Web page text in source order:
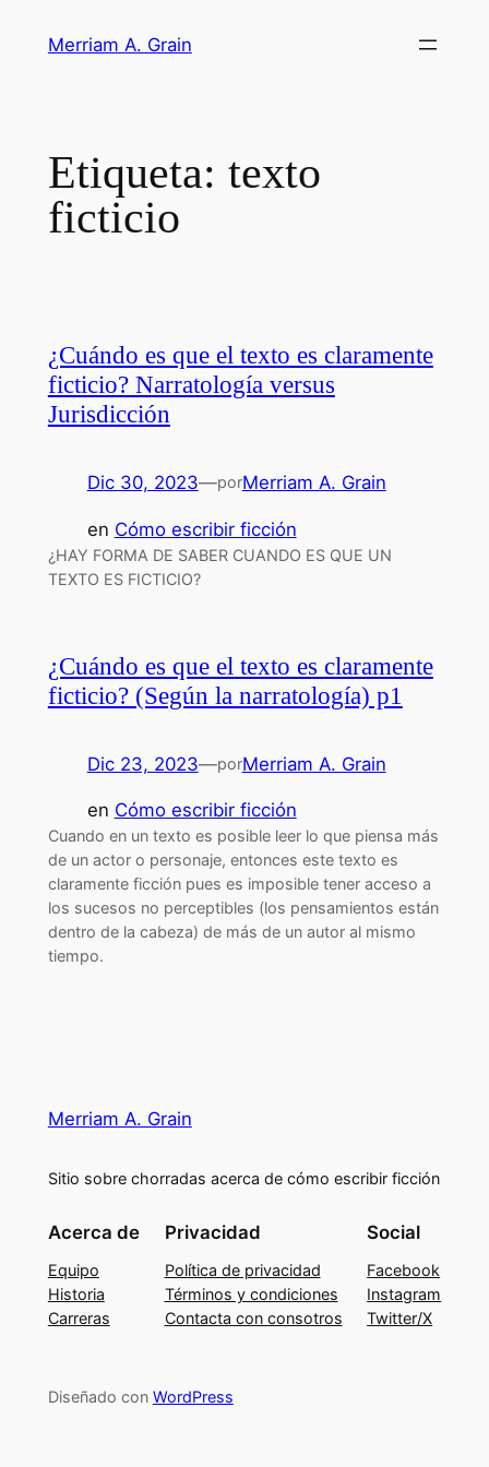
Merriam A. Grain
Etiqueta: texto
ficticio
¿Cuándo es que el texto es claramente
ficticio? Narratología versus
Jurisdicción
Dic 30, 2023—porMerriam A. Grain
en Cómo escribir ficción
¿HAY FORMA DE SABER CUANDO ES QUE UN
TEXTO ES FICTICIO?
¿Cuándo es que el texto es claramente
ficticio? (Según la narratología) p1
Dic 23, 2023—porMerriam A. Grain
en Cómo escribir ficción
Cuando en un texto es posible leer lo que piensa más
de un actor o personaje, entonces este texto es
claramente ficción pues es imposible tener acceso a
los sucesos no perceptibles (los pensamientos están
dentro de la cabeza) de más de un autor al mismo
tiempo.
Merriam A. Grain
Sitio sobre chorradas acerca de cómo escribir ficción
Acerca de
Equipo
Historia
Carreras
Privacidad
Política de privacidad
Términos y condiciones
Contacta con consotros
Social
Facebook
Instagram
Twitter/X
Diseñado con WordPress